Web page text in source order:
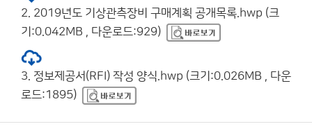
2. 2019년도 기상관측장비 구매계획 공개목록.hwp (크
기:0.042MB , 다운로드:929)
3. 정보제공서(RFI) 작성 양식.hwp (크기:0.026MB , 다운
로드:1895)